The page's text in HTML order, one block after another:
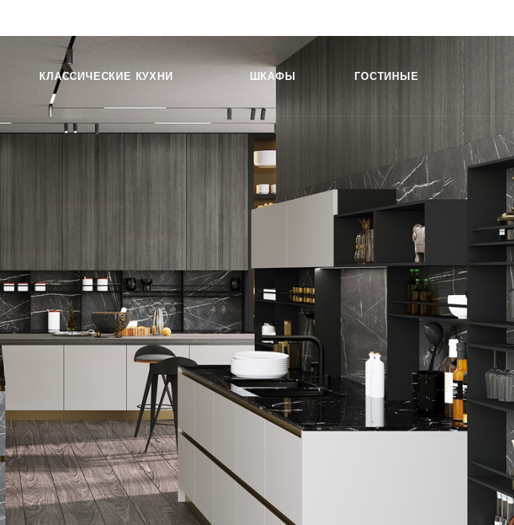
КЛАССИЧЕСКИЕ КУХНИ ШКАФЫ ГОСТИНЫЕ